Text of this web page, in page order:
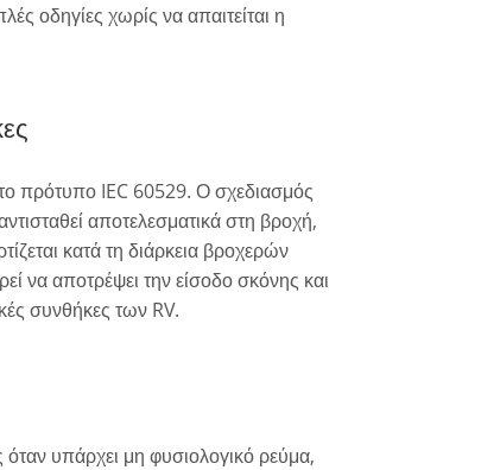
οδηγίες χωρίς να απαιτείται η
πρότυπο IEC 60529. Ο σχεδιασμός
αποτελεσματικά στη βροχή,
κατά τη διάρκεια βροχερών
να αποτρέψει την είσοδο σκόνης και
συνθήκες των RV.
υπάρχει μη φυσιολογικό ρεύμα,